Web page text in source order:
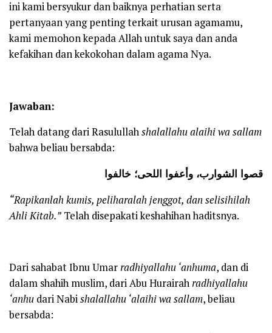
ini kami bersyukur dan baiknya perhatian serta
pertanyaan yang penting terkait urusan agamamu,
kami memohon kepada Allah untuk saya dan anda
kefakihan dan kekokohan dalam agama Nya.
Jawaban:
Telah datang dari Rasulullahshalallahu alaihi wa sallam
bahwa beliau bersabda:
قصوا الشوارب، وأعفوا اللحى؛ خالفوا
“Rapikanlah kumis, peliharalah jenggot, dan selisihilah
Ahli Kitab.” Telah disepakati keshahihan haditsnya.
Dari sahabat Ibnu Umarradhiyallahu ‘anhuma, dan di
dalam shahih muslim, dari Abu Hurairahradhiyallahu
‘anhu dari Nabishalallahu ‘alaihi wa sallam, beliau
bersabda: